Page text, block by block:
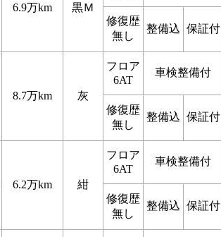
6.9万km 黒Ｍ
修復歴
無し
整備込 保証付
8.7万km 灰
フロア
6AT
車検整備付
修復歴
無し
整備込 保証付
6.2万km 紺
フロア
6AT
車検整備付
修復歴
無し
整備込 保証付